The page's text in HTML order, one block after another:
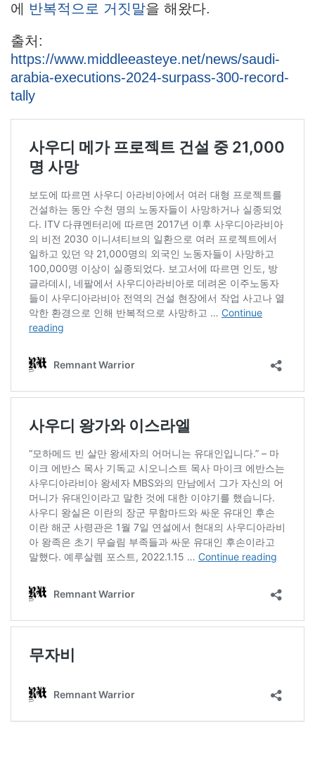
에 반복적으로 거짓말을 해왔다.
출처:
https://www.middleeasteye.net/news/saudi-
arabia-executions-2024-surpass-300-record-
tally